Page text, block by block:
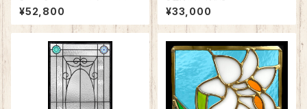
ンドグラスSH-VE12
¥52,800
グラスSH-K07
¥33,000